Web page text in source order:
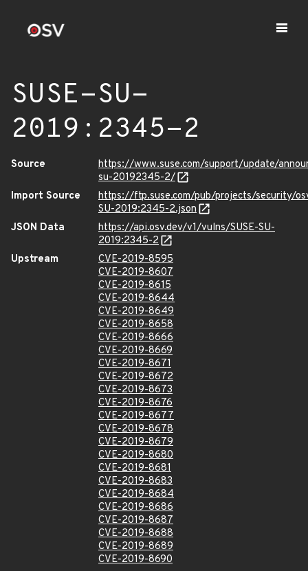
SUSE-SU-
2019:2345-2
Source
https://www.suse.com/support/update/
su-20192345-2/
Import Source
https://ftp.suse.com/pub/projects/security/
SU-2019:2345-2.json
JSON Data
https://api.osv.dev/v1/vulns/SUSE-SU-
2019:2345-2
Upstream
CVE-2019-8595
CVE-2019-8607
CVE-2019-8615
CVE-2019-8644
CVE-2019-8649
CVE-2019-8658
CVE-2019-8666
CVE-2019-8669
CVE-2019-8671
CVE-2019-8672
CVE-2019-8673
CVE-2019-8676
CVE-2019-8677
CVE-2019-8678
CVE-2019-8679
CVE-2019-8680
CVE-2019-8681
CVE-2019-8683
CVE-2019-8684
CVE-2019-8686
CVE-2019-8687
CVE-2019-8688
CVE-2019-8689
CVE-2019-8690